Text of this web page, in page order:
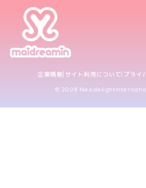
企業情報 サイト利用について プライ
© 2008